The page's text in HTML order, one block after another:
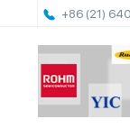
+86 (21)